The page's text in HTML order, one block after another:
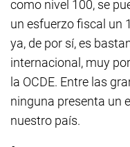
como nivel 100, se
un esfuerzo fiscal un
ya, de por sí, es
internacional, muy
la OCDE. Entre las
ninguna presenta un
nuestro país.